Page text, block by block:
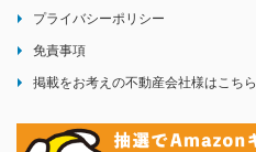
プライバシーポリシー
免責事項
掲載をお考えの不動産会社様はこちら